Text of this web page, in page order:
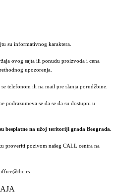
su informativnog karaktera.
ovog sajta ili ponudu proizvoda i cena
upozorenja.
telefonom ili na mail pre slanja porudžbine.
podrazumeva se da se da su dostupni u
besplatne na užoj teritoriji grada Beograda.
proveriti pozivom našeg CALL centra na